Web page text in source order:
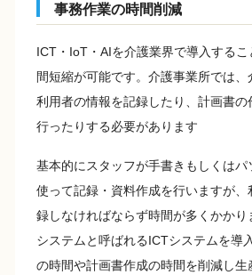
事務作業の時間削減
ICT・IoT・AIを介護業界で導入する
間短縮が可能です。介護事業所では
利用者の情報を記録したり、計画書の
行ったりする必要があります
基本的にスタッフが手書きもしくはパ
使って記録・資料作成を行いますが
録しなければならず時間が多くかか
システムと呼ばれるICTシステムを導
の時間や計画書作成の時間を削減し生